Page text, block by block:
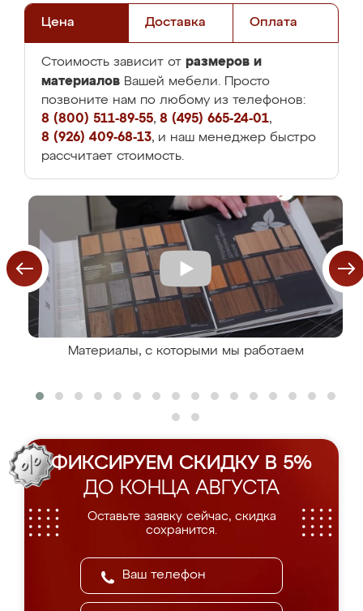
Цена Доставка Оплата
Стоимость зависит от размеров и
материалов Вашей мебели. Просто
позвоните нам по любому из телефонов:
8 (800) 511-89-55, 8 (495) 665-24-01,
8 (926) 409-68-13, и наш менеджер быстро
рассчитает стоимость.
Материалы, с которыми мы работаем
ФИКСИРУЕМ СКИДКУ В 5%
ДО КОНЦА АВГУСТА
Оставьте заявку сейчас, скидка
сохранится.